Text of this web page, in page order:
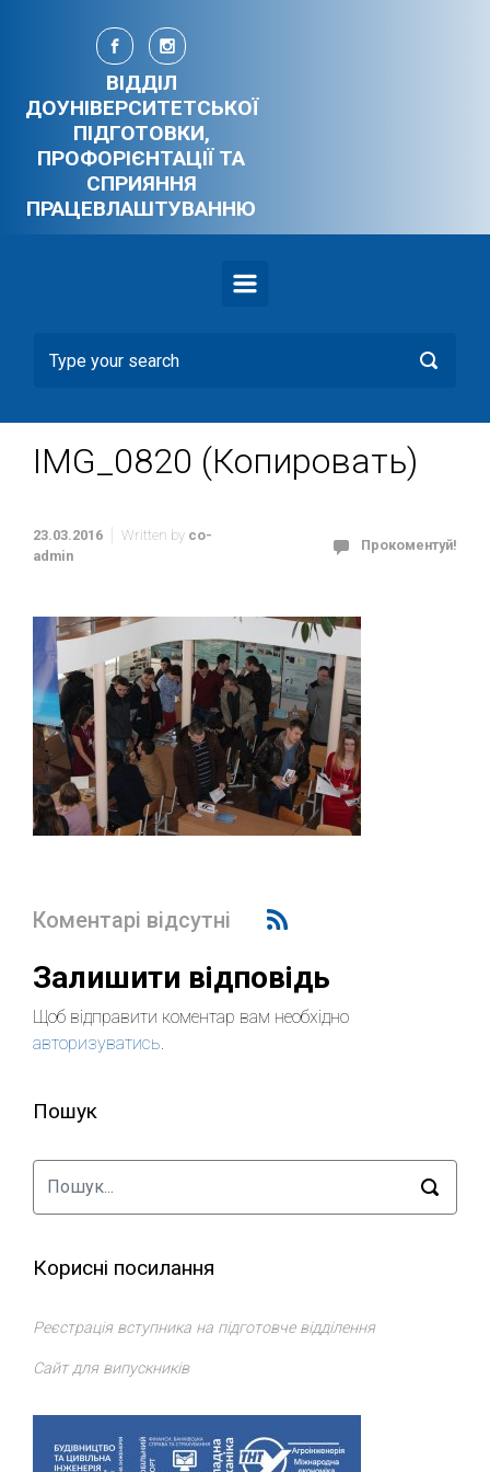
Skip to main content
ВІДДІЛ
ДОУНІВЕРСИТЕТСЬКОЇ
ПІДГОТОВКИ,
ПРОФОРІЄНТАЦІЇ ТА
СПРИЯННЯ
ПРАЦЕВЛАШТУВАННЮ
IMG_0820 (Копировать)
23.03.2016 Written by co-
admin
Прокоментуй!
Коментарі відсутні
Залишити відповідь
Щоб відправити коментар вам необхідно
авторизуватись.
Пошук
Корисні посилання
Реєстрація вступника на підготовче відділення
Сайт для випускників